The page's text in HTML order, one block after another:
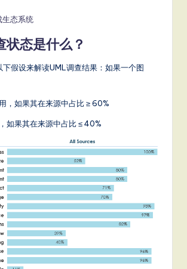
生态系统
态是什么？
下假设来解读UML调查结果：如果一个图
，如果其在来源中占比 ≥ 60%
如果其在来源中占比 ≤ 40%